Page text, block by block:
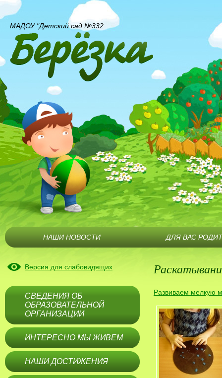
Версия для слабовидящих
СВЕДЕНИЯ ОБ
ОБРАЗОВАТЕЛЬНОЙ
ОРГАНИЗАЦИИ
ИНТЕРЕСНО МЫ ЖИВЕМ
НАШИ ДОСТИЖЕНИЯ
Развиваем мелкую
МАДОУ "Детский сад №332
НАШИ НОВОСТИ ДЛЯ ВАС